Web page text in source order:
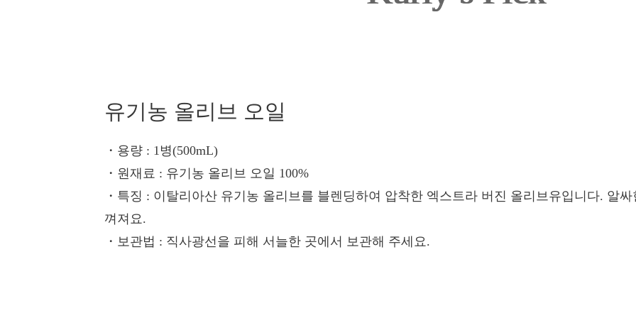
유기농 올리브 오일
・용량 : 1병(500mL)
・원재료 : 유기농 올리브 오일 100%
・특징 : 이탈리아산 유기농 올리브를 블렌딩하여 압착한 엑스트라 버진 올리브유입니다. 알
껴져요.
・보관법 : 직사광선을 피해 서늘한 곳에서 보관해 주세요.